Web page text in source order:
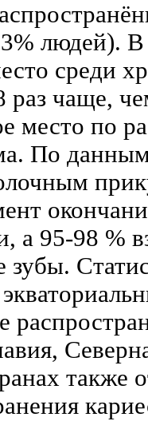
людей). В
среди
раз чаще,
место по
По
а 95-98 %
зубы.
также